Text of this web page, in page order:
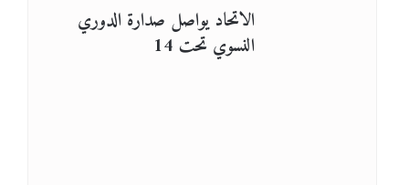
الاتحاد يواصل صدارة الدوري
النسوي تحت 14